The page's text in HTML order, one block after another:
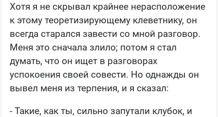
Хотя я не скрывал крайнее нерасположение
к этому теоретизирующему клеветнику, он
всегда старался завести со мной разговор.
Меня это сначала злило; потом я стал
думать, что он ищет в разговорах
успокоения своей совести. Но однажды он
вывел меня из терпения, и я сказал:
- Такие, как ты, сильно запутали клубок, и